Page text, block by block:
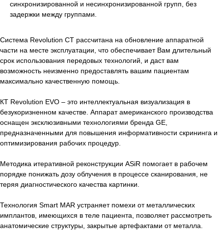
синхронизированной и несинхронизированной групп, без
задержки между группами.
Система Revolution CT рассчитана на обновление аппаратной
части на месте эксплуатации, что обеспечивает Вам длительный
срок использования передовых технологий, и даст вам
возможность неизменно предоставлять вашим пациентам
максимально качественную помощь.
КТ Revolution EVO – это интеллектуальная визуализация в
безукоризненном качестве. Аппарат американского производства
оснащен эксклюзивными технологиями бренда GE,
предназначенными для повышения информативности скрининга и
оптимизирования рабочих процедур.
Методика итеративной реконструкции ASiR помогает в рабочем
порядке понижать дозу облучения в процессе сканирования, не
теряя диагностического качества картинки.
Технология Smart MAR устраняет помехи от металлических
имплантов, имеющихся в теле пациента, позволяет рассмотреть
анатомические структуры, закрытые артефактами от металла.